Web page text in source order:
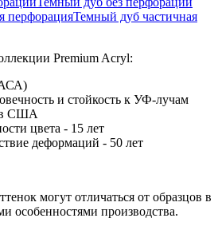
Темный дуб частичная
Premium Acryl:
и стойкость к УФ-лучам
в США
цвета - 15 лет
деформаций - 50 лет
могут отличаться от образцов в
особенностями производства.